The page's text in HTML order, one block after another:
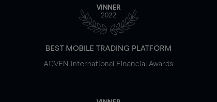
VINNER
2022
BEST MOBILE TRADING PLATFORM
ADVFN International Financial Awards